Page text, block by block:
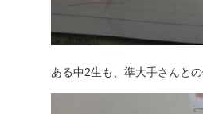
ある中2生も、準大手さんとの